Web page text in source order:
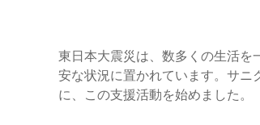
東日本大震災は、数多くの生活を
安な状況に置かれています。サニ
に、この支援活動を始めました。